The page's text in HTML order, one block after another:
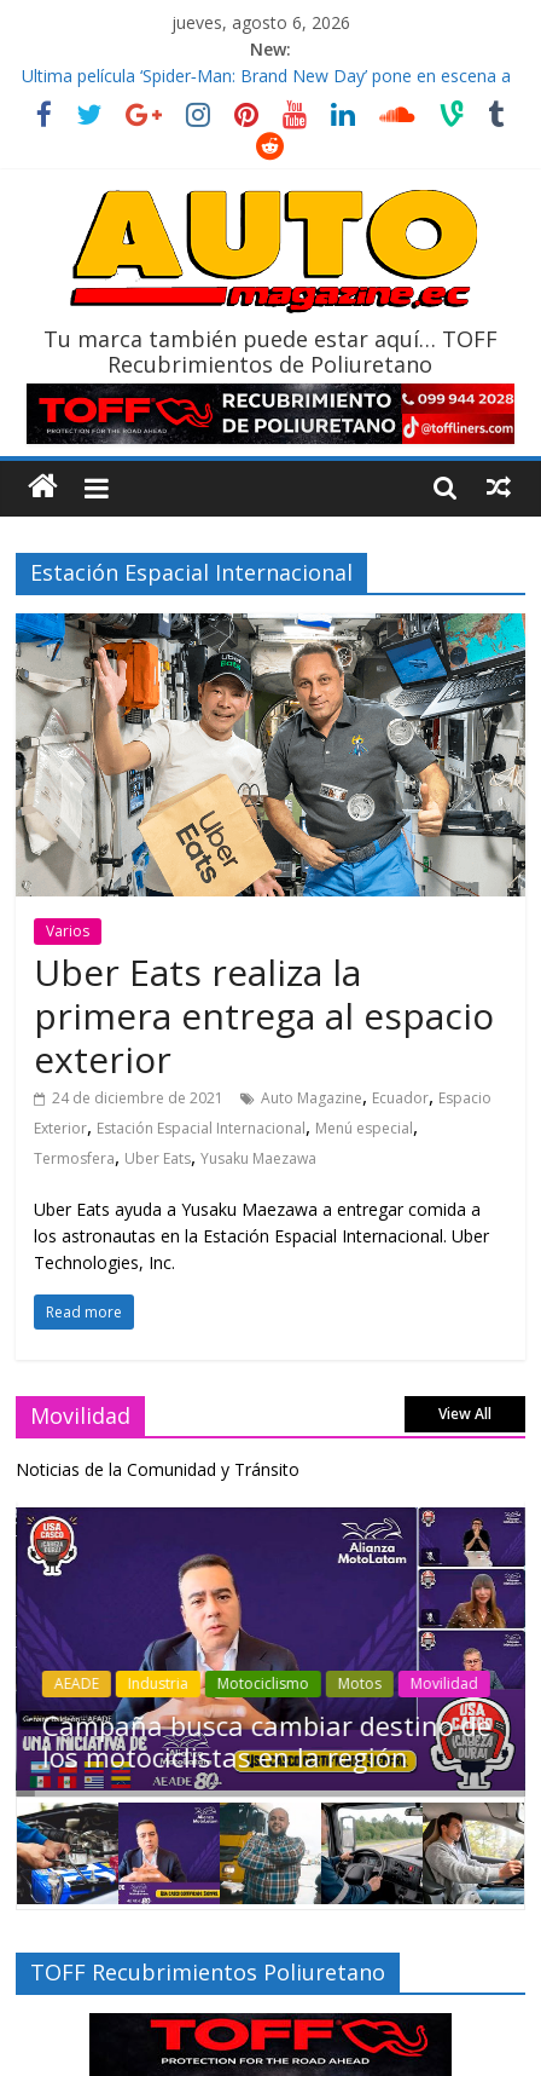
jueves, agosto 6, 2026
New:
El costo de tener un vehículo gana protagonismo a la hora de
decidir
Ultima película ‘Spider‑Man: Brand New Day’ pone en escena a
La Vuelta al Ecuador 2026, edición 47ª, recorre 7 provincias en 8
La FEDAK recibe 12 Sinotruk Bolden para cubrir las rutas de La
Tu marca también puede estar aquí… TOFF
Recubrimientos de Poliuretano
Estación Espacial Internacional
Varios
Uber Eats realiza la
primera entrega al espacio
exterior
24 de diciembre de 2021 Auto Magazine, Ecuador, Espacio
Exterior, Estación Espacial Internacional, Menú especial,
Termosfera, Uber Eats,Yusaku Maezawa
Uber Eats ayuda a Yusaku Maezawa a entregar comida a
los astronautas en la Estación Espacial Internacional. Uber
Technologies, Inc.
Read more
Movilidad View All
Noticias de la Comunidad y Tránsito
Industria Movilidad Transporte Varios
Choferes profesionales mantienen a
Ecuador en movimiento
TOFF Recubrimientos Poliuretano